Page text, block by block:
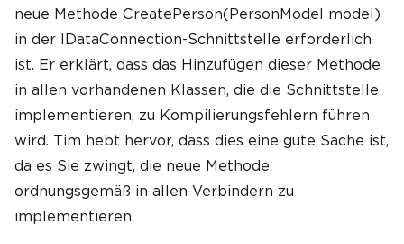
neue Methode CreatePerson(PersonModel model)
in der IDataConnection-Schnittstelle erforderlich
ist. Er erklärt, dass das Hinzufügen dieser Methode
in allen vorhandenen Klassen, die die Schnittstelle
implementieren, zu Kompilierungsfehlern führen
wird. Tim hebt hervor, dass dies eine gute Sache ist,
da es Sie zwingt, die neue Methode
ordnungsgemäß in allen Verbindern zu
implementieren.